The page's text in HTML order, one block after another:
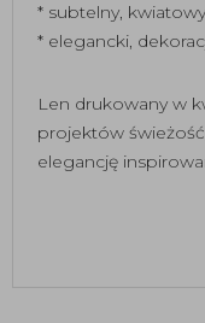
* subtelny,
* elegancki,
Len drukowany w
projektów
elegancję